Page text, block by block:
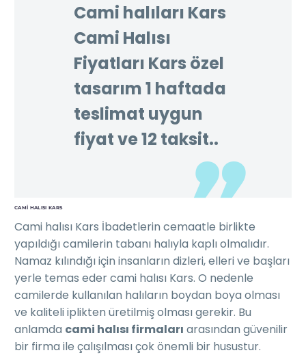
Cami halıları Kars
Cami Halısı
Fiyatları Kars özel
tasarım 1 haftada
teslimat uygun
fiyat ve 12 taksit..
CAMI HALISI KARS
Cami halısı Kars İbadetlerin cemaatle birlikte
yapıldığı camilerin tabanı halıyla kaplı olmalıdır.
Namaz kılındığı için insanların dizleri, elleri ve başları
yerle temas eder cami halısı Kars. O nedenle
camilerde kullanılan halıların boydan boya olması
ve kaliteli iplikten üretilmiş olması gerekir. Bu
anlamda cami halısı firmaları arasından güvenilir
bir firma ile çalışılması çok önemli bir husustur.